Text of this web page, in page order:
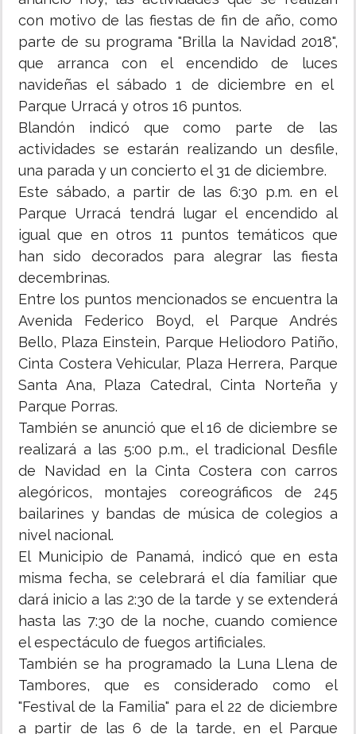
con motivo de las fiestas de fin de año, como
parte de su programa "Brilla la Navidad 2018",
que arranca con el encendido de luces
navideñas el sábado 1 de diciembre en el
Parque Urracá y otros 16 puntos.
Blandón indicó que como parte de las
actividades se estarán realizando un desfile,
una parada y un concierto el 31 de diciembre.
Este sábado, a partir de las 6:30 p.m. en el
Parque Urracá tendrá lugar el encendido al
igual que en otros 11 puntos temáticos que
han sido decorados para alegrar las fiesta
decembrinas.
Entre los puntos mencionados se encuentra la
Avenida Federico Boyd, el Parque Andrés
Bello, Plaza Einstein, Parque Heliodoro Patiño,
Cinta Costera Vehicular, Plaza Herrera, Parque
Santa Ana, Plaza Catedral, Cinta Norteña y
Parque Porras.
También se anunció que el 16 de diciembre se
realizará a las 5:00 p.m., el tradicional Desfile
de Navidad en la Cinta Costera con carros
alegóricos, montajes coreográficos de 245
bailarines y bandas de música de colegios a
nivel nacional.
El Municipio de Panamá, indicó que en esta
misma fecha, se celebrará el día familiar que
dará inicio a las 2:30 de la tarde y se extenderá
hasta las 7:30 de la noche, cuando comience
el espectáculo de fuegos artificiales.
También se ha programado la Luna Llena de
Tambores, que es considerado como el
"Festival de la Familia" para el 22 de diciembre
a partir de las 6 de la tarde, en el Parque